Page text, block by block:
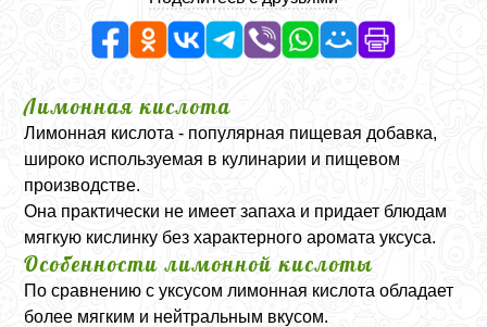
Лимонная кислота
Лимонная кислота - популярная пищевая добавка,
широко используемая в кулинарии и пищевом
производстве.
Она практически не имеет запаха и придает блюдам
мягкую кислинку без характерного аромата уксуса.
Особенности лимонной кислоты
По сравнению с уксусом лимонная кислота обладает
более мягким и нейтральным вкусом.